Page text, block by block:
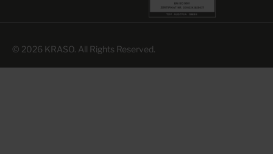
© 2026 KRASO. All Rights Reserved.